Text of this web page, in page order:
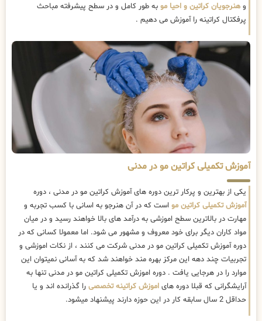
و هنرجویان کراتین و احیا مو به طور کامل و در سطح پیشرفته مباحث
پرفکتال کراتینه را آموزش می دهیم .
آموزش تکمیلی کراتین مو در مدنی
یکی از بهترین و پرکار ترین دوره های آموزش کراتین مو در مدنی ، دوره
آموزش تکمیلی کراتین مو است که در آن هنرجو به اسانی با کسب تجربه و
مهارت در بالاترین سطح اموزشی به درآمد های بالا خواهند رسید و در میان
مواد کاران دیگر برای خود معروف و مشهور می شود. اما معمولا کسانی که در
دوره آموزش تکمیلی کراتین مو در مدنی شرکت می کنند ، از نکات اموزشی و
تجربیات چند دهه این مرکز بهره مند خواهند شد که به آسانی نمیتوان این
موارد را در هرجایی یافت . دوره اموزش تکمیلی کراتین مو در مدنی تنها به
آرایشگرانی که قبلا دوره های اموزش کراتینه تخصصی را گذرانده اند و یا
حداقل 2 سال سابقه کار در این حوزه دارند پیشنهاد میشود.